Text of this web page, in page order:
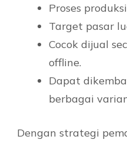
Proses
Target pasar
Cocok dijual
offline.
Dapat
berbagai
Dengan strategi